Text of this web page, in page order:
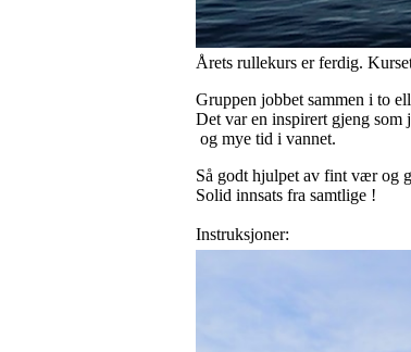
Årets rullekurs er ferdig.
Gruppen jobbet sammen i to
Det var en inspirert gjeng som
og mye tid i vannet.
Så godt hjulpet av fint vær og
Solid innsats fra samtlige !
Instruksjoner: